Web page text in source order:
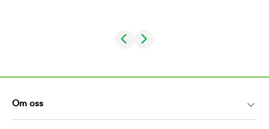
Om oss